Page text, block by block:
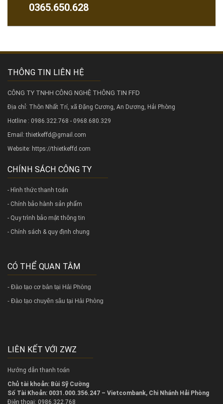
0365.650.628
THÔNG TIN LIÊN HỆ
CÔNG TY TNHH CÔNG NGHỆ THÔNG TIN FFD
Địa chỉ: Thôn Nhất Trí, xã Đặng Cương, An Dương, Hải Phòng
Hotline : 0986.322.768 - 0968.680.329
Email: thietkeffd@gmail.com
Website: https://thietkeffd.com
CHÍNH SÁCH CÔNG TY
- Hình thức thanh toán
- Chính bảo hành sản phẩm
- Quy trình bảo mật thông tin
- Chính sách & quy định chung
CÓ THỂ QUAN TÂM
- Đào tạo cơ bản tại Hải Phòng
- Đào tạo chuyên sâu tại Hải Phòng
LIÊN KẾT VỚI ZWZ
Hướng dẫn thanh toán
Chủ tài khoản: Bùi Sỹ Cường
Số Tài Khoản: 0031.000.356.247 – Vietcombank, Chi Nhánh Hải Phòng
Điện thoại: 0986.322.768